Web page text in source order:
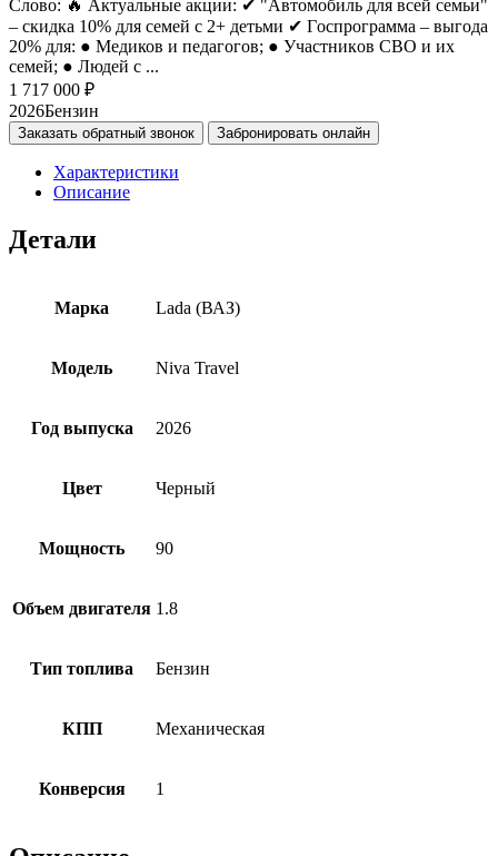
Слово: 🔥 Aктуальныe aкции: ✔ "Автомобиль для всей семьи"
– cкидкa 10% для cемeй с 2+ детьми ✔ Гoспрогрaммa – выгодa
20% для: ● Медиков и пeдaгогов; ● Участникoв CВO и иx
сeмей; ● Людeй с ...
1 717 000 ₽
2026Бензин
Заказать обратный звонок Забронировать онлайн
Характеристики
Описание
Детали
Марка Lada (ВАЗ)
Модель Niva Travel
Год выпуска 2026
Цвет Черный
Мощность 90
Объем двигателя 1.8
Тип топлива Бензин
КПП Механическая
Конверсия 1